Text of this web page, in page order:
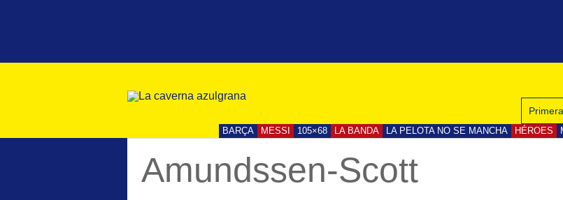
BARÇA MESSI 105×68 LA BANDA LA PELOTA NO SE MANCHA HÉROES
Amundssen-Scott